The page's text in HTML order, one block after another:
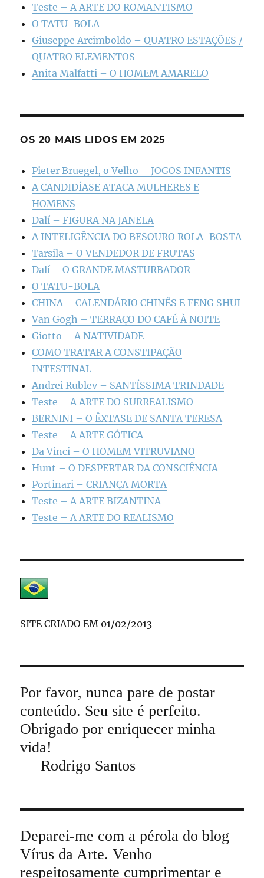
Teste – A ARTE DO ROMANTISMO
O TATU-BOLA
Giuseppe Arcimboldo – QUATRO ESTAÇÕES /
QUATRO ELEMENTOS
Anita Malfatti – O HOMEM AMARELO
OS 20 MAIS LIDOS EM 2025
Pieter Bruegel, o Velho – JOGOS INFANTIS
A CANDIDÍASE ATACA MULHERES E
HOMENS
Dalí – FIGURA NA JANELA
A INTELIGÊNCIA DO BESOURO ROLA-BOSTA
Tarsila – O VENDEDOR DE FRUTAS
Dalí – O GRANDE MASTURBADOR
O TATU-BOLA
CHINA – CALENDÁRIO CHINÊS E FENG SHUI
Van Gogh – TERRAÇO DO CAFÉ À NOITE
Giotto – A NATIVIDADE
COMO TRATAR A CONSTIPAÇÃO
INTESTINAL
Andrei Rublev – SANTÍSSIMA TRINDADE
Teste – A ARTE DO SURREALISMO
BERNINI – O ÊXTASE DE SANTA TERESA
Teste – A ARTE GÓTICA
Da Vinci – O HOMEM VITRUVIANO
Hunt – O DESPERTAR DA CONSCIÊNCIA
Portinari – CRIANÇA MORTA
Teste – A ARTE BIZANTINA
Teste – A ARTE DO REALISMO
SITE CRIADO EM 01/02/2013
Por favor, nunca pare de postar
conteúdo. Seu site é perfeito.
Obrigado por enriquecer minha
vida!
Rodrigo Santos
Deparei-me com a pérola do blog
Vírus da Arte. Venho
respeitosamente cumprimentar e